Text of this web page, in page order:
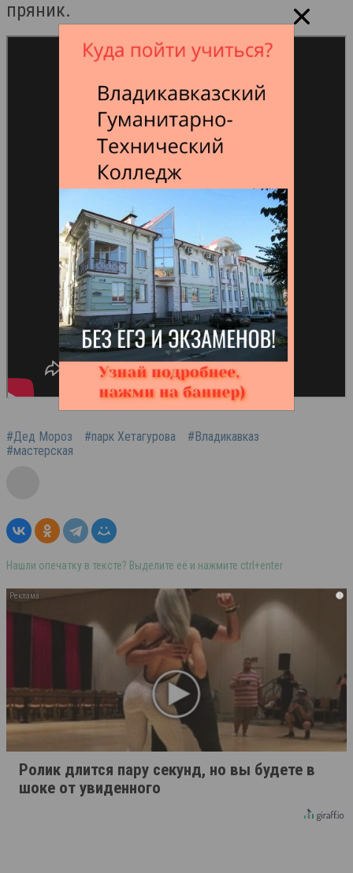
пряник.
#Дед Мороз #парк Хетагурова
#Владикавказ
#мастерская
Нашли опечатку в тексте? Выделите её и нажмите ctrl+enter
i
Ролик длится пару секунд, но вы будете в
шоке от увиденного